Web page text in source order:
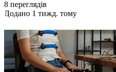
8 переглядів
Додано 1 тижд. тому